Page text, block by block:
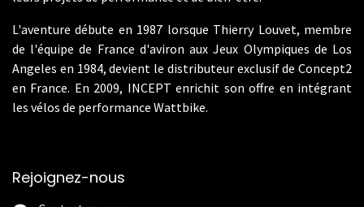
L'aventure débute en 1987 lorsque Thierry Louvet, membre
de l'équipe de France d'aviron aux Jeux Olympiques de Los
Angeles en 1984, devient le distributeur exclusif de Concept2
en France. En 2009, INCEPT enrichit son offre en intégrant
les vélos de performance Wattbike.
Rejoignez-nous